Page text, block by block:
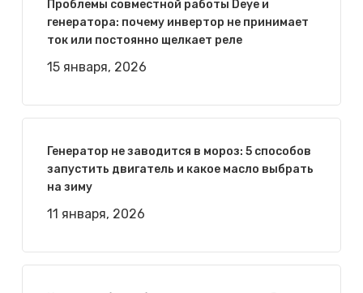
Проблемы совместной работы Deye и
генератора: почему инвертор не принимает
ток или постоянно щелкает реле
15 января, 2026
Генератор не заводится в мороз: 5 способов
запустить двигатель и какое масло выбрать
на зиму
11 января, 2026